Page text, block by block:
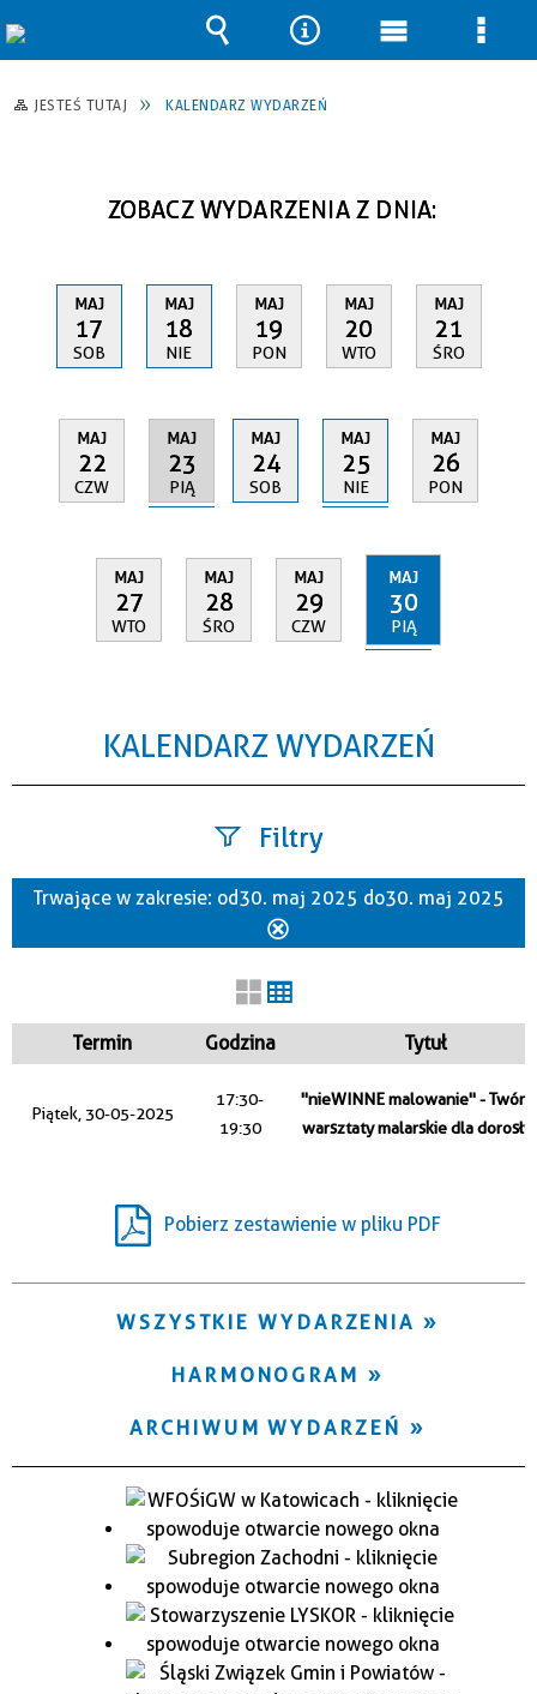
JESTEŚ TUTAJ KALENDARZ WYDARZEŃ
ZOBACZ WYDARZENIA Z DNIA:
MAJ
17
SOB
MAJ
18
NIE
MAJ
19
PON
MAJ
20
WTO
MAJ
21
ŚRO
MAJ
22
CZW
MAJ
23
PIĄ
MAJ
24
SOB
MAJ
25
NIE
MAJ
26
PON
MAJ
27
WTO
MAJ
28
ŚRO
MAJ
29
CZW
MAJ
30
PIĄ
KALENDARZ WYDARZEŃ
Filtry
Szukana fraza
Trwające w zakresie: od 30. maj 2025 do 30. maj 2025
filtr
Termin Godzina Tytuł
Piątek, 30-05-2025
17:30-
19:30
"nieWINNE malowanie" -
warsztaty malarskie dla
Pobierz zestawienie w pliku PDF
WSZYSTKIE WYDARZENIA
HARMONOGRAM
ARCHIWUM WYDARZEŃ
Wyszukiwarka
Narzędzia
Menu Menu